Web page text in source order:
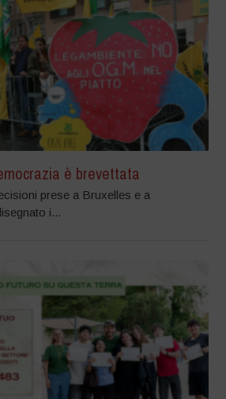
è brevettata
prese a Bruxelles e a
i...